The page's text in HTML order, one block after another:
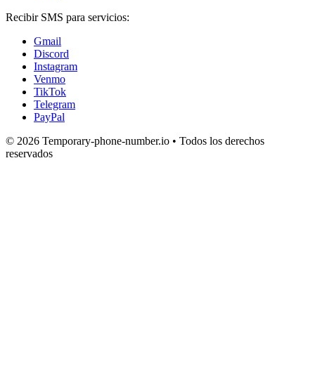
Recibir SMS para servicios:
Gmail
Discord
Instagram
Venmo
TikTok
Telegram
PayPal
© 2026 Temporary-phone-number.io • Todos los derechos
reservados